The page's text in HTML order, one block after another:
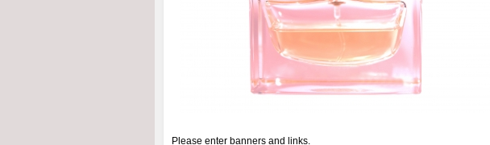
Please enter banners and links.